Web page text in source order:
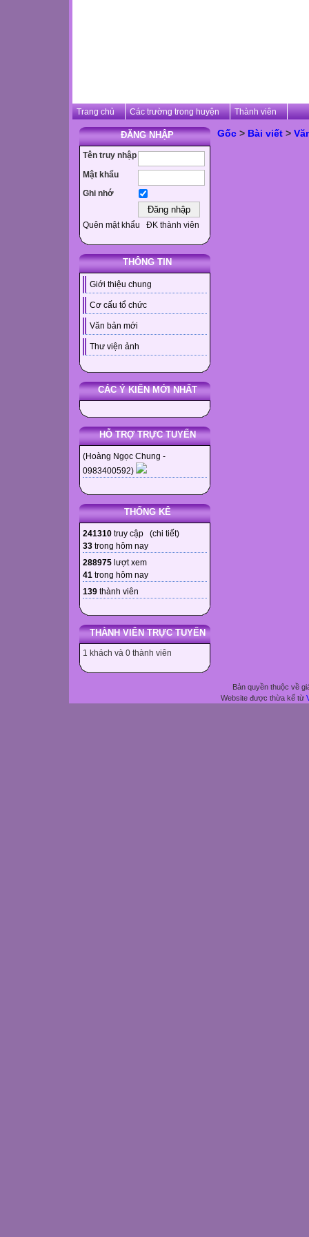
Trang chủ Các trường trong huyện Thành viên
ĐĂNG NHẬP
Tên truy nhập
Mật khẩu
Ghi nhớ
Quên mật khẩu ĐK thành viên
THÔNG TIN
Giới thiệu chung
Cơ cấu tổ chức
Văn bản mới
Thư viện ảnh
CÁC Ý KIẾN MỚI NHẤT
HỖ TRỢ TRỰC TUYẾN
(Hoàng Ngọc Chung -
0983400592)
THỐNG KÊ
241310 truy cập (chi tiết)
33 trong hôm nay
288975 lượt xem
41 trong hôm nay
139 thành viên
THÀNH VIÊN TRỰC TUYẾN
1 khách và 0 thành viên
Gốc > Bài viết >
Bản quyền thuộc về
Website được thừa kế từ